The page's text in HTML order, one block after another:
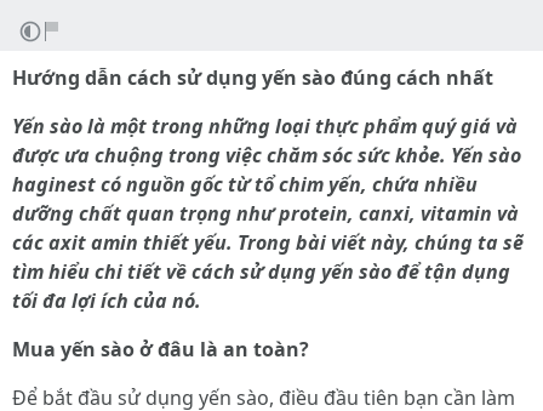
Hướng dẫn cách sử dụng yến sào đúng cách nhất
Yến sào là một trong những loại thực phẩm quý giá và
được ưa chuộng trong việc chăm sóc sức khỏe. Yến sào
haginest có nguồn gốc từ tổ chim yến, chứa nhiều
dưỡng chất quan trọng như protein, canxi, vitamin và
các axit amin thiết yếu. Trong bài viết này, chúng ta sẽ
tìm hiểu chi tiết về cách sử dụng yến sào để tận dụng
tối đa lợi ích của nó.
Mua yến sào ở đâu là an toàn?
Để bắt đầu sử dụng yến sào, điều đầu tiên bạn cần làm